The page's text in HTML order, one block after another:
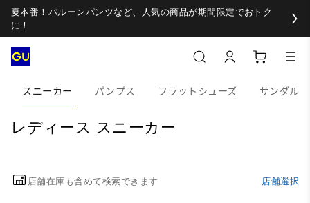
夏本番！バルーンパンツなど、人気の商品が期間限定でおトク
に！
スニーカー パンプス フラットシューズ サンダル
レディース スニーカー
店舗在庫も含めて検索できます 店舗選択